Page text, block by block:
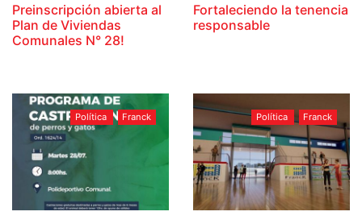
Preinscripción abierta al
Plan de Viviendas
Comunales N° 28!
Fortaleciendo la tenencia
responsable
Política Franck Política Franck